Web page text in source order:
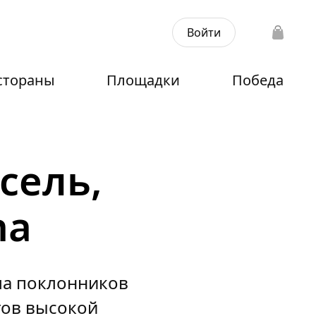
Войти
Площадки Победа
поклонников
высокой